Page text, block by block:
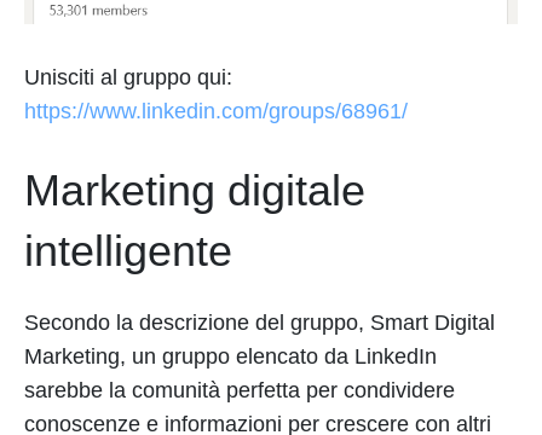
Unisciti al gruppo qui:
https://www.linkedin.com/groups/68961/
Marketing digitale
intelligente
Secondo la descrizione del gruppo, Smart Digital
Marketing, un gruppo elencato da LinkedIn
sarebbe la comunità perfetta per condividere
conoscenze e informazioni per crescere con altri